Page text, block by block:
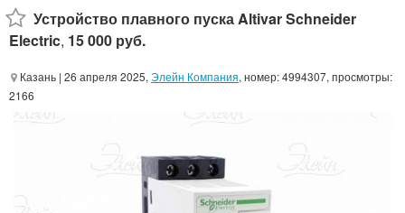
Устройство плавного пуска Altivar Schneider
Electric, 15 000 руб.
Казань | 26 апреля 2025, Элейн Компания, номер: 4994307, просмотры:
2166